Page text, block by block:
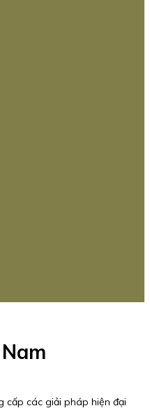
cấp các giải pháp hiện đại